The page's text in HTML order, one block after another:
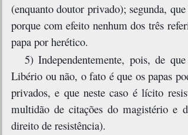
(enquanto doutor privado); segunda,
porque com efeito nenhum dos três
papa por herético.
5) Independentemente, pois, de
Libério ou não, o fato é que os papas
privados, e que neste caso é lícito
multidão de citações do magistério e
direito de resistência).